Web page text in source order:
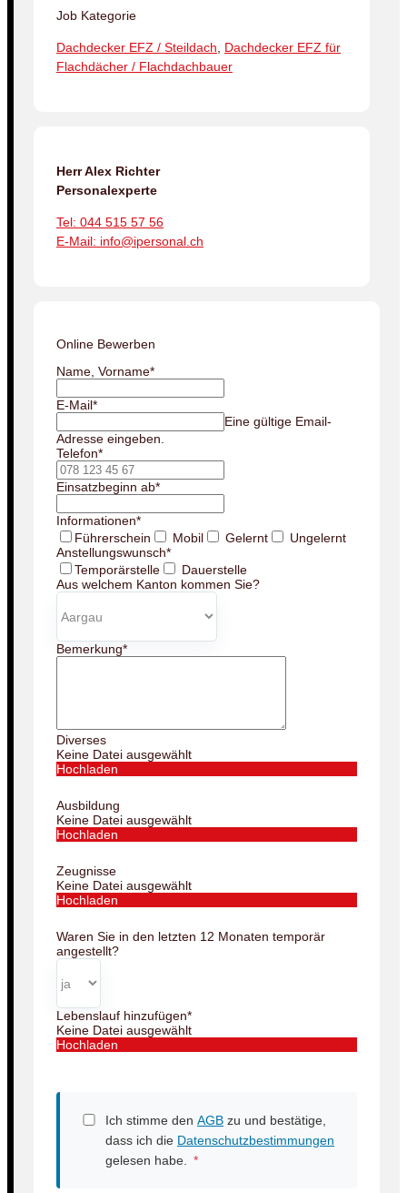
Job Kategorie
Dachdecker EFZ / Steildach, Dachdecker EFZ für
Flachdächer / Flachdachbauer
Herr Alex Richter
Personalexperte
Tel: 044 515 57 56
E-Mail: info@ipersonal.ch
Online Bewerben
Name, Vorname*
E-Mail*
Eine gültige Email-
Adresse eingeben.
Telefon*
Einsatzbeginn ab*
Informationen*
Führerschein
Mobil Gelernt
Ungelernt
Anstellungswunsch*
Temporärstelle
Dauerstelle
Aus welchem Kanton kommen Sie?
Bemerkung*
Diverses
Keine Datei ausgewählt
Hochladen
Ausbildung
Keine Datei ausgewählt
Hochladen
Zeugnisse
Keine Datei ausgewählt
Hochladen
Waren Sie in den letzten 12 Monaten temporär
angestellt?
Lebenslauf hinzufügen*
Keine Datei ausgewählt
Hochladen
Ich stimme den AGB zu und bestätige,
dass ich die Datenschutzbestimmungen
gelesen habe. *